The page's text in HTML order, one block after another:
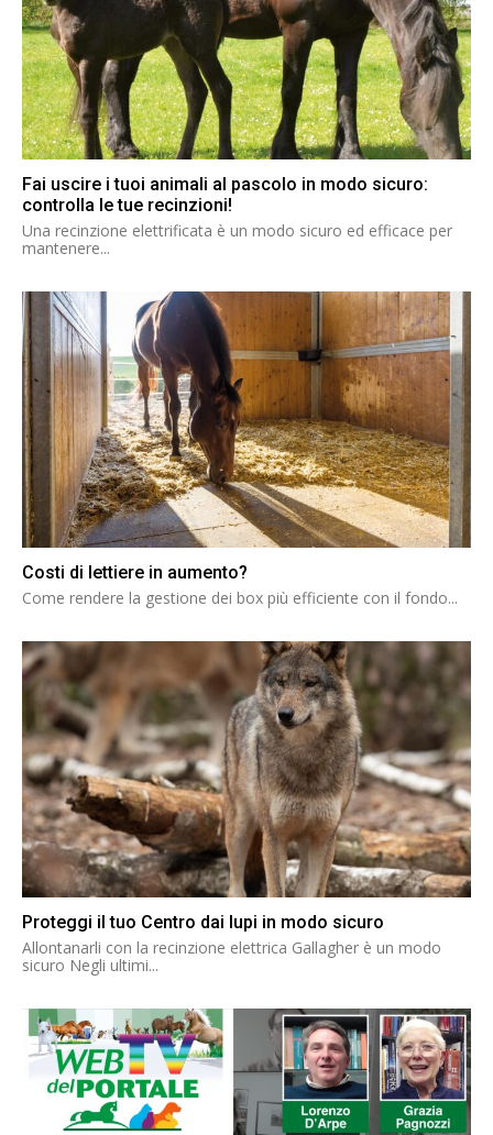
Fai uscire i tuoi animali al pascolo in modo sicuro:
controlla le tue recinzioni!
Una recinzione elettrificata è un modo sicuro ed efficace per
mantenere...
Costi di lettiere in aumento?
Come rendere la gestione dei box più efficiente con il fondo...
Proteggi il tuo Centro dai lupi in modo sicuro
Allontanarli con la recinzione elettrica Gallagher è un modo
sicuro Negli ultimi...